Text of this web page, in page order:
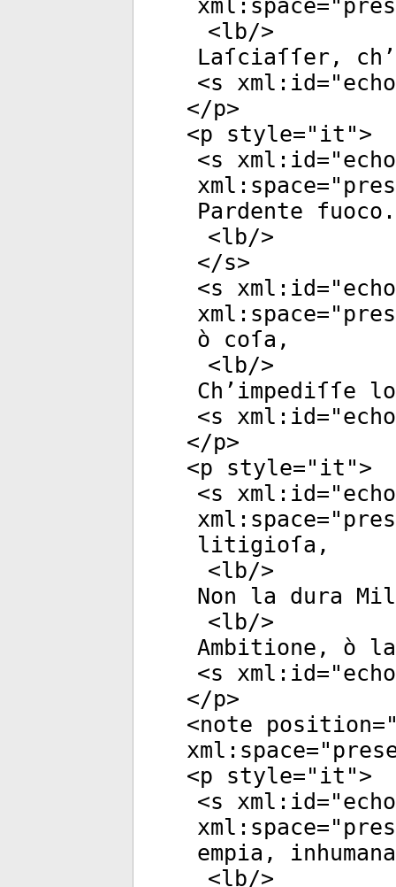
xml:space="
<lb/>
Laſciaſſer,
<s xml:id="
</p>
<p style=" it ">
<s xml:id="
xml:space="
Pardente fuoco.
<lb/>
</s>
<s xml:id="
xml:space="
ò coſa,
<lb/>
Ch’impediſſe
<s xml:id="
</p>
<p style=" it ">
<s xml:id="
xml:space="
litigioſa,
<lb/>
Non la dura
<lb/>
Ambitione, ò
<s xml:id="
</p>
<note position
xml:space="
<p style=" it ">
<s xml:id="
xml:space="
empia,
<lb/>